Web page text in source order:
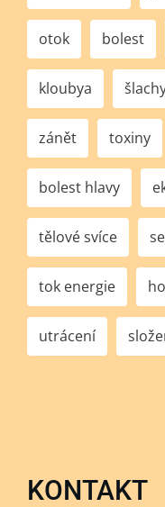
otok bolest
kloubya
zánět toxiny
bolest hlavy
tělové svíce
tok energie
utrácení
KONTAKT